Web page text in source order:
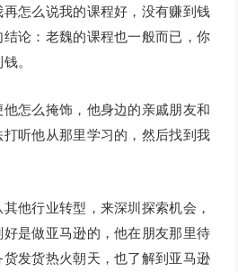
怎么说我的课程好，没有赚到钱
论：老魏的课程也一般而已，你
。
怎么掩饰，他身边的亲戚朋友和
听他从那里学习的，然后找到我
他行业转型，来深圳探索机会，
是做亚马逊的，他在朋友那里待
发货热火朝天，也了解到亚马逊